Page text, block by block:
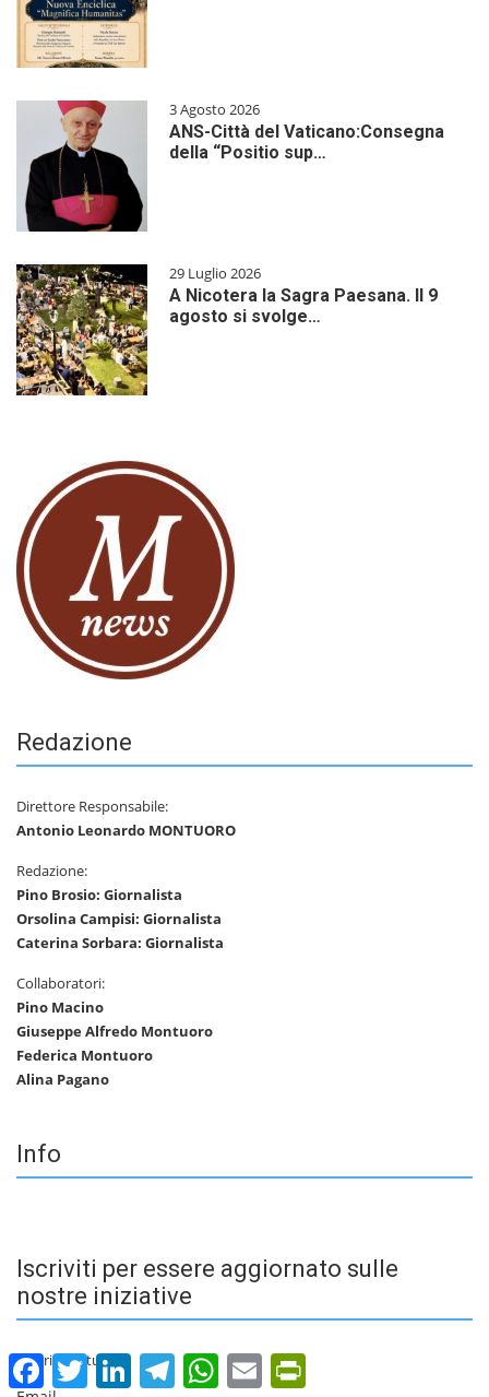
FacebookTwitter LinkedInTelegramWhatsAppEmail
3 Agosto 2026
ANS-Città del Vaticano:Consegna
della “Positio sup…
29 Luglio 2026
A Nicotera la Sagra Paesana. Il 9
agosto si svolge…
Redazione
Direttore Responsabile:
Antonio Leonardo MONTUORO
Redazione:
Pino Brosio: Giornalista
Orsolina Campisi: Giornalista
Caterina Sorbara: Giornalista
Collaboratori:
Pino Macino
Giuseppe Alfredo Montuoro
Federica Montuoro
Alina Pagano
Info
Iscriviti per essere aggiornato sulle
nostre iniziative
Inserisci la tua